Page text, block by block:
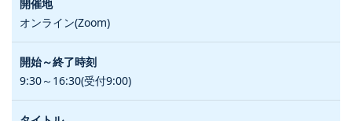
オンライン(Zoom)
9:30～16:30(受付9:00)